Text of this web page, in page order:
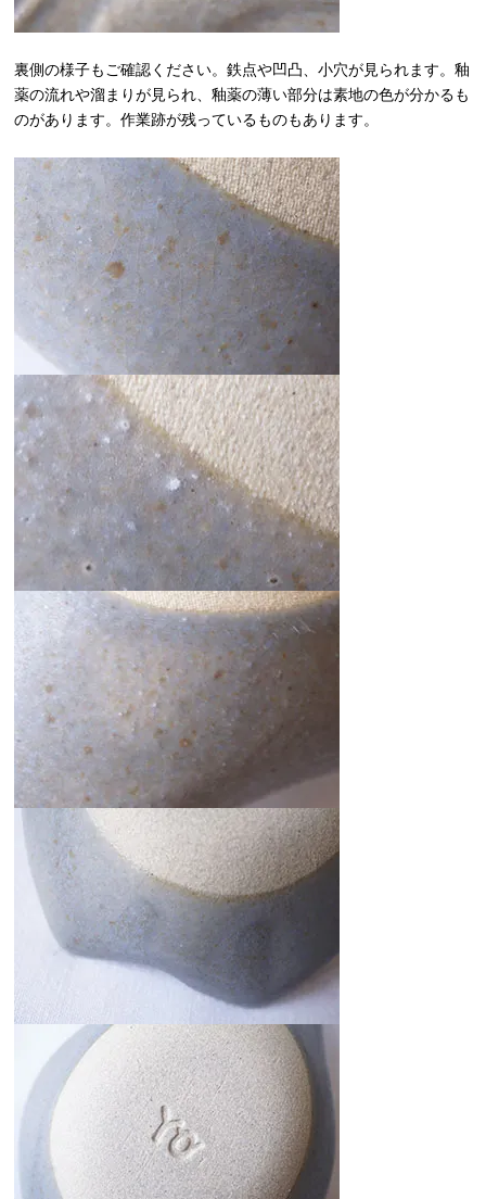
裏側の様子もご確認ください。鉄点や凹凸、小穴が見られます。釉
薬の流れや溜まりが見られ、釉薬の薄い部分は素地の色が分かるも
のがあります。作業跡が残っているものもあります。